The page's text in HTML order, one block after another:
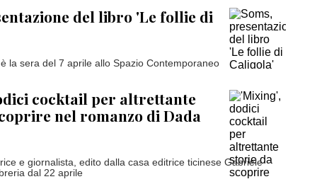
del libro 'Le follie di
la sera del 7 aprile allo Spazio Contemporaneo
cocktail per altrettante
nel romanzo di Dada
e giornalista, edito dalla casa editrice ticinese Gabriele
dal 22 aprile